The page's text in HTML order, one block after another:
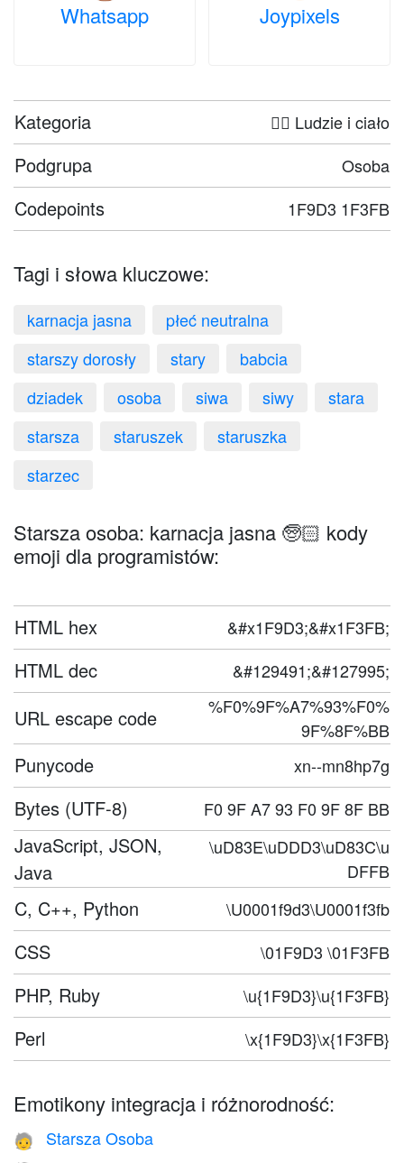
Whatsapp Joypixels
Kategoria 🤦‍♀️ Ludzie i ciało
Podgrupa Osoba
Codepoints 1F9D3 1F3FB
Tagi i słowa kluczowe:
karnacja jasna
płeć neutralna
starszy dorosły
stary
babcia
dziadek
osoba siwa siwy
stara
starsza
staruszek
staruszka
starzec
Starsza osoba: karnacja jasna 🧓🏻 kody
emoji dla programistów:
HTML hex &#x1F9D3;&#x1F3FB;
HTML dec &#129491;&#127995;
URL escape code
%F0%9F%A7%93%F0%
9F%8F%BB
Punycode xn--mn8hp7g
Bytes (UTF-8) F0 9F A7 93 F0 9F 8F BB
JavaScript, JSON,
Java
\uD83E\uDDD3\uD83C\u
DFFB
C, C++, Python \U0001f9d3\U0001f3fb
CSS \01F9D3 \01F3FB
PHP, Ruby \u{1F9D3}\u{1F3FB}
Perl \x{1F9D3}\x{1F3FB}
Emotikony integracja i różnorodność:
🧓 Starsza Osoba